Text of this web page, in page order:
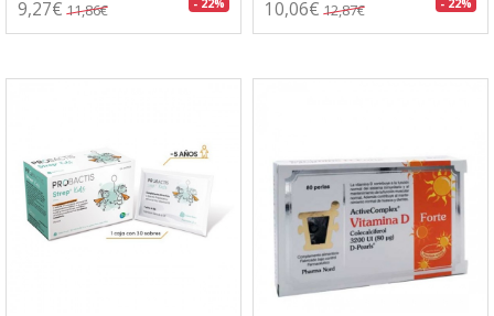
9,27€ 11,86€ - 22% 10,06€ 12,87€ - 22%